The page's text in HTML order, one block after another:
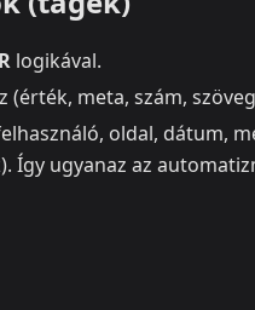
logikával.
meta, szám,
oldal, dátum,
Így ugyanaz az